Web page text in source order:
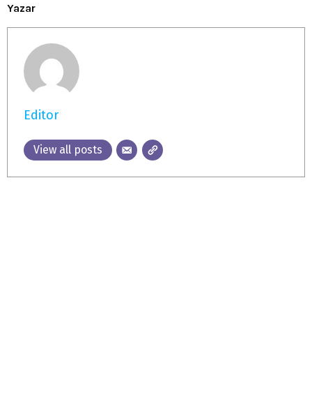
Yazar
Editor
View all posts